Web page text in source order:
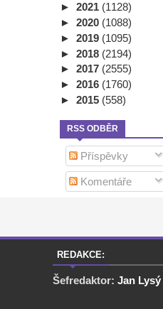
► 2021 (1128)
► 2020 (1088)
► 2019 (1095)
► 2018 (2194)
► 2017 (2555)
► 2016 (1760)
► 2015 (558)
RSS ODBĚR
Příspěvky
Komentáře
REDAKCE:
Šefredaktor: Jan